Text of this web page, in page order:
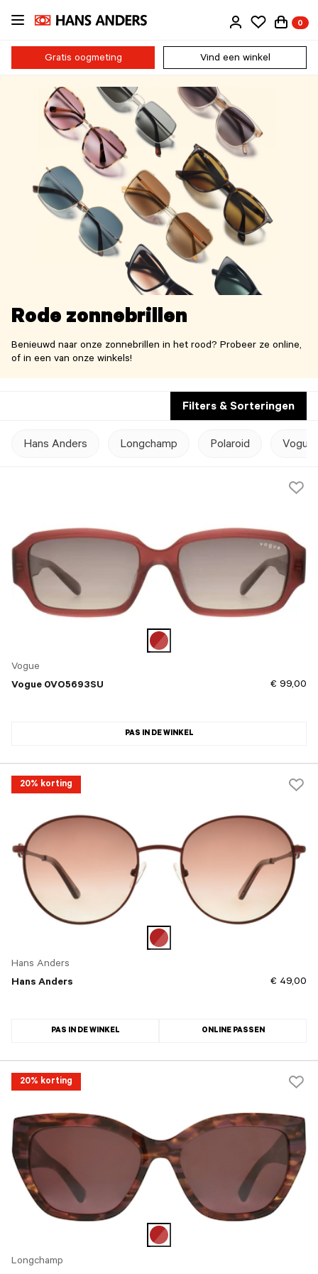
Ga
naar
inhoud
0
Gratis oogmeting Vind een winkel
Rode zonnebrillen
Benieuwd naar onze zonnebrillen in het rood? Probeer ze online,
of in een van onze winkels!
Filters & Sorteringen
Hans Anders Longchamp Polaroid Vogue
Vogue
Vogue 0VO5693SU
€ 99,00
PAS IN DE WINKEL
20% korting
Hans Anders
Hans Anders
€ 49,00
PAS IN DE WINKEL ONLINE PASSEN
20% korting
Longchamp